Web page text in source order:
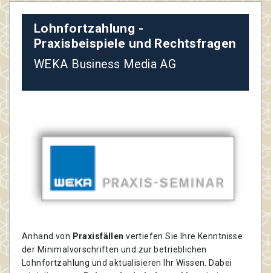
Lohnfortzahlung -
Praxisbeispiele und Rechtsfragen
WEKA Business Media AG
Anhand von Praxisfällenvertiefen Sie Ihre Kenntnisse
der Minimalvorschriften und zur betrieblichen
Lohnfortzahlung und aktualisieren Ihr Wissen. Dabei